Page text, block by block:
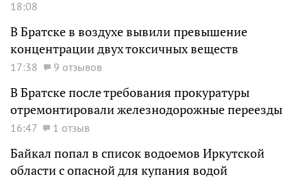
18:08
В Братске в воздухе вывили превышение
концентрации двух токсичных веществ
17:38 9 отзывов
В Братске после требования прокуратуры
отремонтировали железнодорожные переезды
16:47 1 отзыв
Байкал попал в список водоемов Иркутской
области с опасной для купания водой